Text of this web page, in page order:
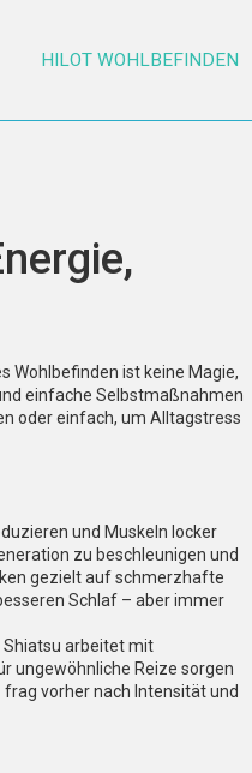
HILOT WOHLBEFINDEN
Wohlbefinden ist keine Magie,
einfache Selbstmaßnahmen
oder einfach, um Alltagstress
und Muskeln locker
zu beschleunigen und
gezielt auf schmerzhafte
Schlaf – aber immer
Shiatsu arbeitet mit
ungewöhnliche Reize sorgen
vorher nach Intensität und